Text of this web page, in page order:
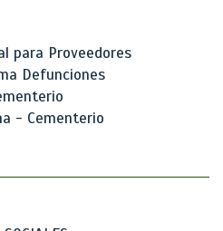
para Proveedores
Defunciones
- Cementerio